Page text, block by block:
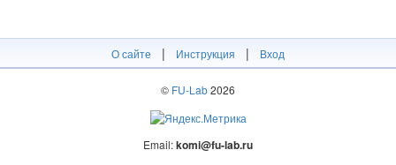
О сайте | Инструкция | Вход
© FU-Lab2026
Email:komi@fu-lab.ru